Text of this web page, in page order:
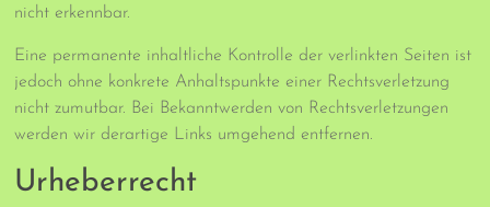
nicht erkennbar.
Eine permanente inhaltliche Kontrolle der verlinkten Seiten ist
jedoch ohne konkrete Anhaltspunkte einer Rechtsverletzung
nicht zumutbar. Bei Bekanntwerden von Rechtsverletzungen
werden wir derartige Links umgehend entfernen.
Urheberrecht